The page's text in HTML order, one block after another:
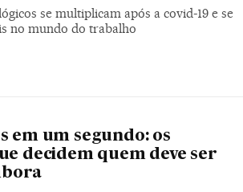
se multiplicam após a covid-19 e se
no mundo do trabalho
em um segundo: os
decidem quem deve ser